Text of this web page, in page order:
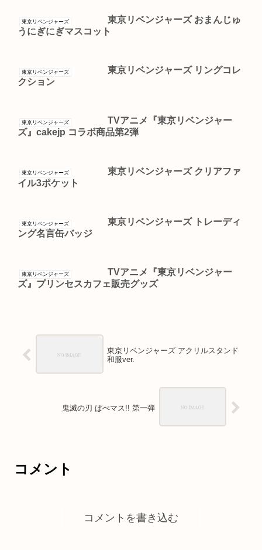
東京リベンジャーズ
東京リベンジャーズ おまんじゅ
うにぎにぎマスコット
東京リベンジャーズ
東京リベンジャーズ リングコレ
クション
東京リベンジャーズ
TVアニメ『東京リベンジャー
ズ』cakejp コラボ商品第2弾
東京リベンジャーズ
東京リベンジャーズ クリアファ
イル3ポケット
東京リベンジャーズ
東京リベンジャーズ トレーディ
ング名言缶バッジ
東京リベンジャーズ
TVアニメ『東京リベンジャー
ズ』プリンセスカフェ販売グッズ
東京リベンジャーズ アクリルスタンド
和服ver.
鬼滅の刃 ぱぺマス!! 第一弾
コメント
コメントを書き込む